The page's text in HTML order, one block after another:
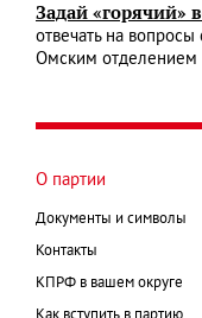
Задай «горячий»
отвечать на
Омским отделением
О партии
Документы и символы
Контакты
КПРФ в вашем округе